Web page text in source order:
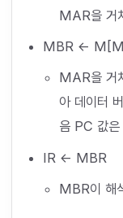
MAR을 거
MBR ←
MAR을 거
아 데이터
음 PC 값은
IR ← MBR
MBR이 해